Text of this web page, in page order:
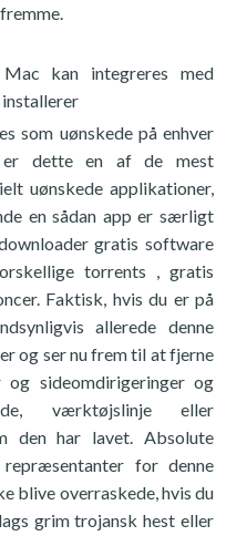
kan integreres med
som uønskede på enhver
er dette en af de mest
uønskede applikationer,
en sådan app er særligt
gratis software
torrents , gratis
Faktisk, hvis du er på
allerede denne
og ser nu frem til at fjerne
og sideomdirigeringer og
værktøjslinje eller
den har lavet. Absolute
for denne
blive overraskede, hvis du
grim trojansk hest eller